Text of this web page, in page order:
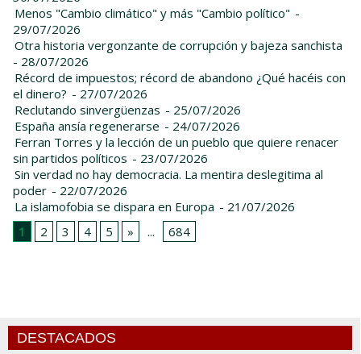
Menos "Cambio climático" y más "Cambio político" -
29/07/2026
Otra historia vergonzante de corrupción y bajeza sanchista
- 28/07/2026
Récord de impuestos; récord de abandono ¿Qué hacéis con
el dinero? - 27/07/2026
Reclutando sinvergüenzas - 25/07/2026
España ansía regenerarse - 24/07/2026
Ferran Torres y la lección de un pueblo que quiere renacer
sin partidos políticos - 23/07/2026
Sin verdad no hay democracia. La mentira deslegitima al
poder - 22/07/2026
La islamofobia se dispara en Europa - 21/07/2026
1
2 3 4 5 » ... 684
DESTACADOS